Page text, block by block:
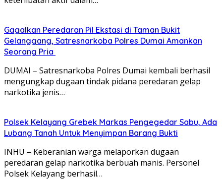
Gagalkan Peredaran Pil Ekstasi di Taman Bukit
Gelanggang, Satresnarkoba Polres Dumai Amankan
Seorang Pria
DUMAI – Satresnarkoba Polres Dumai kembali berhasil
mengungkap dugaan tindak pidana peredaran gelap
narkotika jenis…
Polsek Kelayang Grebek Markas Pengegedar Sabu, Ada
Lubang Tanah Untuk Menyimpan Barang Bukti
INHU – Keberanian warga melaporkan dugaan
peredaran gelap narkotika berbuah manis. Personel
Polsek Kelayang berhasil…